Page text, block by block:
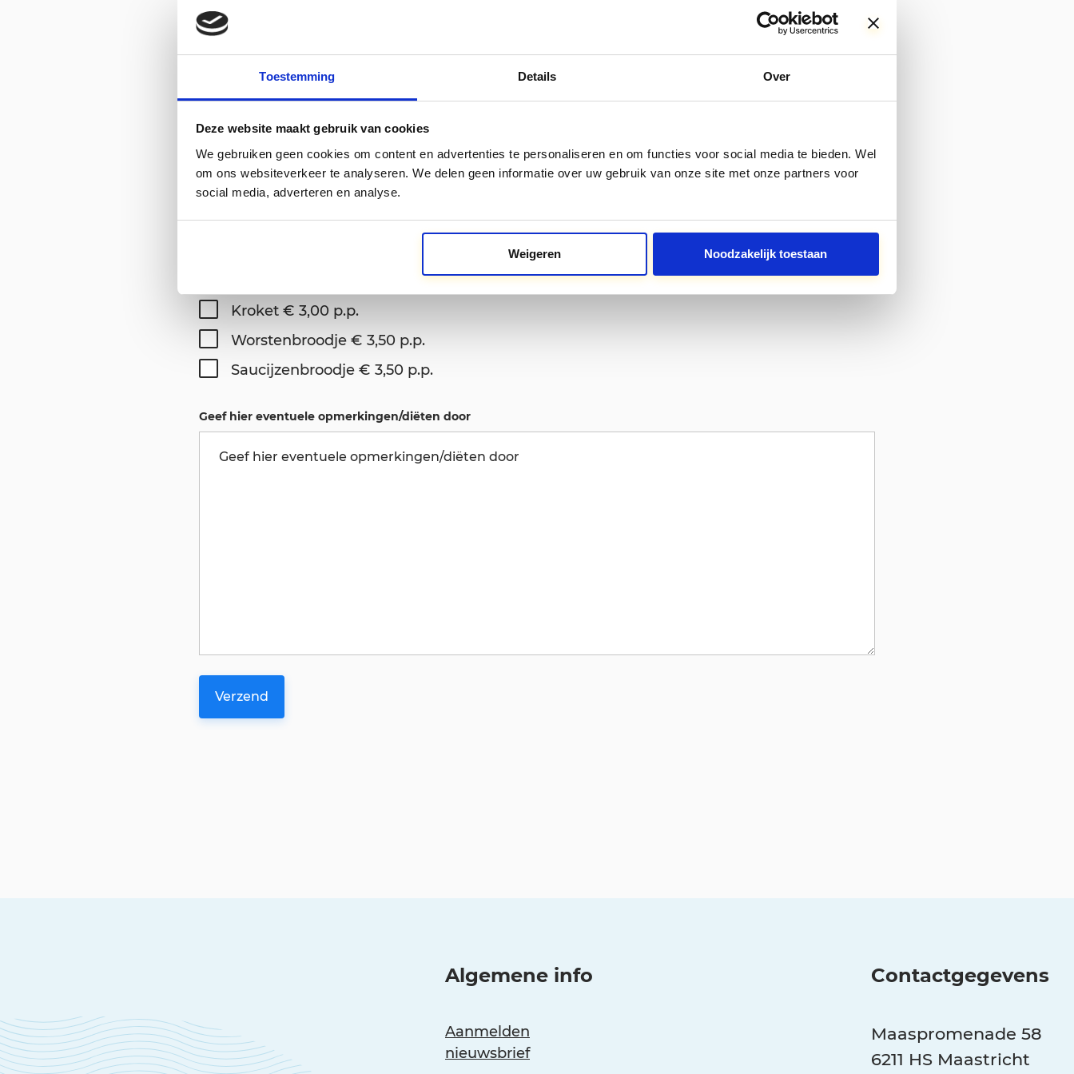
Toestemming Details Over
Deze website maakt gebruik van cookies
We gebruiken geen cookies om content en advertenties te personaliseren en om functies voor social media te bieden. Wel
om ons websiteverkeer te analyseren. We delen geen informatie over uw gebruik van onze site met onze partners voor
social media, adverteren en analyse.
Weigeren Noodzakelijk toestaan
Hoeveel kinderen 0 t/m 3 jaar
Koffie met vlaai € 8,95 p.p.
Matrozenlunch € 14,50 p.p.
Kroket € 3,00 p.p.
Worstenbroodje € 3,50 p.p.
Saucijzenbroodje € 3,50 p.p.
Geef hier eventuele opmerkingen/diëten door
Verzend
Algemene info
Aanmelden
nieuwsbrief
Contactgegevens
Maaspromenade 58
6211 HS Maastricht